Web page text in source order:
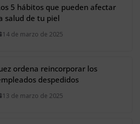
5 hábitos que pueden afectar
salud de tu piel
14 de marzo de 2025
ordena reincorporar los
despedidos
13 de marzo de 2025